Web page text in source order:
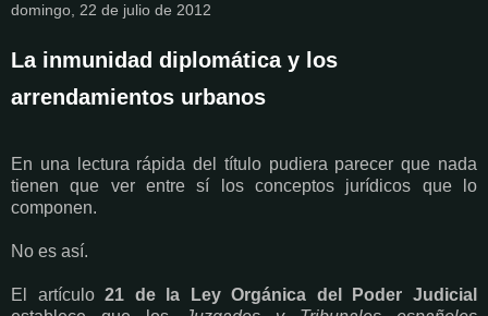
domingo, 22 de julio de 2012
La inmunidad diplomática y los
arrendamientos urbanos
En una lectura rápida del título pudiera parecer que nada
tienen que ver entre sí los conceptos jurídicos que lo
componen.
No es así.
El artículo21 de la Ley Orgánica del Poder Judicial